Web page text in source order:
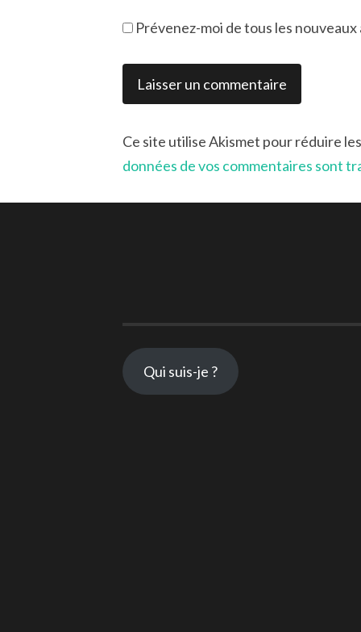
Prévenez-moi de tous les
Ce site utilise Akismet pour réduire
données de vos commentaires sont
Qui suis-je ?